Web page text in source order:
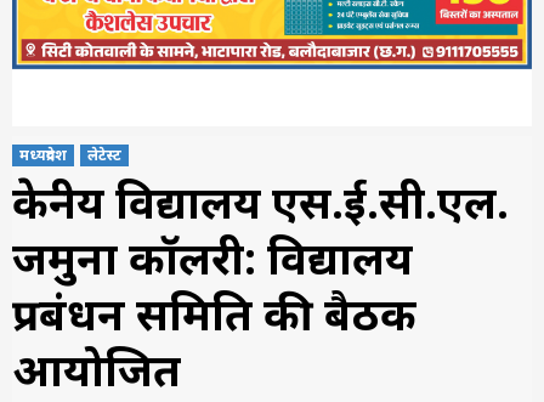
मध्यप्रदेश लेटेस्ट
केन्द्रीय विद्यालय एस.ई.सी.एल.
जमुना कॉलरी: विद्यालय
प्रबंधन समिति की बैठक
आयोजित